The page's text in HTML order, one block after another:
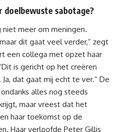
sabotage?
meer om meningen.
dit gaat veel verder,” zegt
een collega met opzet haar
is gericht op het creëren
dat gaat mij echt te ver.” De
alles nog steeds
maar vreest dat het
haar toekomst op de
Haar verloofde Peter Gillis